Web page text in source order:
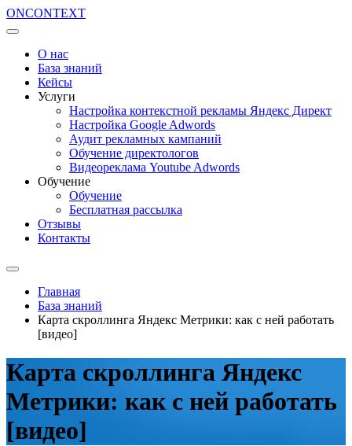
ONCONTEXT
О нас
База знаний
Кейсы
Услуги
Настройка контекстной рекламы Яндекс Директ
Настройка Google Adwords
Аудит рекламных кампаний
Обучение директологов
Видеореклама Youtube Adwords
Обучение
Обучение
Бесплатная рассылка
Отзывы
Контакты
Главная
База знаний
Карта скроллинга Яндекс Метрики: как с ней работать
[видео]
Карта скроллинга Яндекс
Метрики: как с ней работать
[видео]